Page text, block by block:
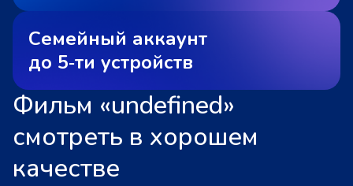
Семейный аккаунт
до 5‑ти устройств
Фильм «undefined»
смотреть в хорошем
качестве